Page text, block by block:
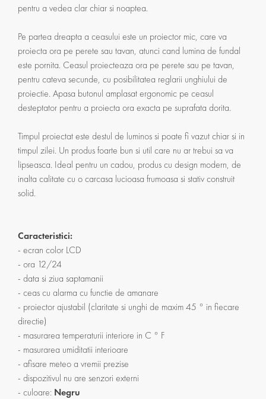
pentru a vedea clar chiar si noaptea.
Pe partea dreapta a ceasului este un proiector mic, care va
proiecta ora pe perete sau tavan, atunci cand lumina de fundal
este pornita. Ceasul proiecteaza ora pe perete sau pe tavan,
pentru cateva secunde, cu posibilitatea reglarii unghiului de
proiectie. Apasa butonul amplasat ergonomic pe ceasul
desteptator pentru a proiecta ora exacta pe suprafata dorita.
Timpul proiectat este destul de luminos si poate fi vazut chiar si in
timpul zilei. Un produs foarte bun si util care nu ar trebui sa va
lipseasca. Ideal pentru un cadou, produs cu design modern, de
inalta calitate cu o carcasa lucioasa frumoasa si stativ construit
solid.
Caracteristici:
- ecran color LCD
- ora 12/24
- data si ziua saptamanii
- ceas cu alarma cu functie de amanare
- proiector ajustabil (claritate si unghi de maxim 45 ° in fiecare
directie)
- masurarea temperaturii interiore in C ° F
- masurarea umiditatii interioare
- afisare meteo a vremii prezise
- dispozitivul nu are senzori externi
- culoare: Negru